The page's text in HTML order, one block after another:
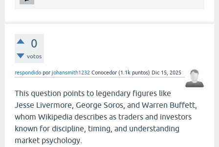
0
votos
respondido por johansmith1232 Conocedor (1.1k puntos) Dic 15, 2025
This question points to legendary figures like
Jesse Livermore, George Soros, and Warren Buffett,
whom Wikipedia describes as traders and investors
known for discipline, timing, and understanding
market psychology.